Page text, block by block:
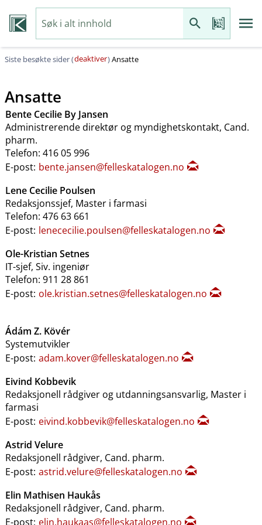
Siste besøkte sider (deaktiver)Ansatte
Ansatte
Bente Cecilie By Jansen
Administrerende direktør og myndighetskontakt, Cand.
pharm.
Telefon: 416 05 996
E-post: bente.jansen@felleskatalogen.no
Lene Cecilie Poulsen
Redaksjonssjef, Master i farmasi
Telefon: 476 63 661
E-post: lenececilie.poulsen@felleskatalogen.no
Ole-Kristian Setnes
IT-sjef, Siv. ingeniør
Telefon: 911 28 861
E-post: ole.kristian.setnes@felleskatalogen.no
Ádám Z. Kövér
Systemutvikler
E-post: adam.kover@felleskatalogen.no
Eivind Kobbevik
Redaksjonell rådgiver og utdanningsansvarlig, Master i
farmasi
E-post: eivind.kobbevik@felleskatalogen.no
Astrid Velure
Redaksjonell rådgiver, Cand. pharm.
E-post: astrid.velure@felleskatalogen.no
Elin Mathisen Haukås
Redaksjonell rådgiver, Cand. pharm.
E-post: elin.haukaas@felleskatalogen.no